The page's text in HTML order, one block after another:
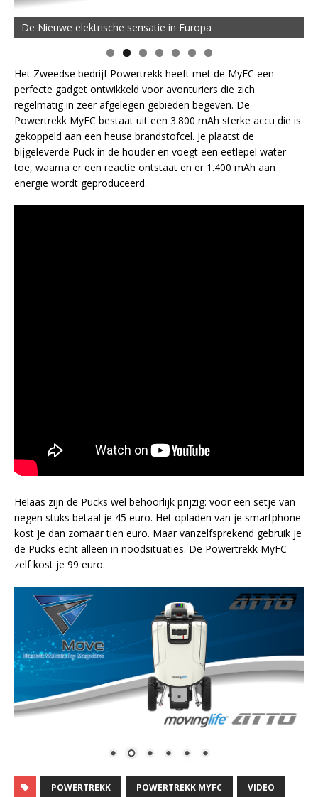
De Nieuwe elektrische sensatie in Europa
Het Zweedse bedrijf Powertrekk heeft met de MyFC een
perfecte gadget ontwikkeld voor avonturiers die zich
regelmatig in zeer afgelegen gebieden begeven. De
Powertrekk MyFC bestaat uit een 3.800 mAh sterke accu die is
gekoppeld aan een heuse brandstofcel. Je plaatst de
bijgeleverde Puck in de houder en voegt een eetlepel water
toe, waarna er een reactie ontstaat en er 1.400 mAh aan
energie wordt geproduceerd.
Helaas zijn de Pucks wel behoorlijk prijzig: voor een setje van
negen stuks betaal je 45 euro. Het opladen van je smartphone
kost je dan zomaar tien euro. Maar vanzelfsprekend gebruik je
de Pucks echt alleen in noodsituaties. De Powertrekk MyFC
zelf kost je 99 euro.
POWERTREKK POWERTREKK MYFC VIDEO